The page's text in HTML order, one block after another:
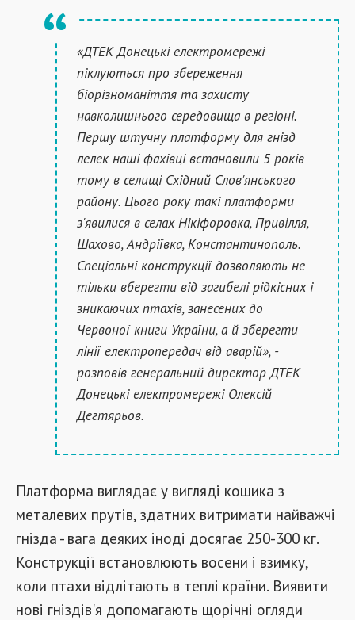
«ДТЕК Донецькі електромережі
піклуються про збереження
біорізноманіття та захисту
навколишнього середовища в регіоні.
Першу штучну платформу для гнізд
лелек наші фахівці встановили 5 років
тому в селищі Східний Слов'янського
району. Цього року такі платформи
з'явилися в селах Нікіфоровка, Привілля,
Шахово, Андріївка, Константинополь.
Спеціальні конструкції дозволяють не
тільки вберегти від загибелі рідкісних і
зникаючих птахів, занесених до
Червоної книги України, а й зберегти
лінії електропередач від аварій», -
розповів генеральний директор ДТЕК
Донецькі електромережі Олексій
Дегтярьов.
Платформа виглядає у вигляді кошика з
металевих прутів, здатних витримати найважчі
гнізда - вага деяких іноді досягає 250-300 кг.
Конструкції встановлюють восени і взимку,
коли птахи відлітають в теплі країни. Виявити
нові гніздів'я допомагають щорічні огляди